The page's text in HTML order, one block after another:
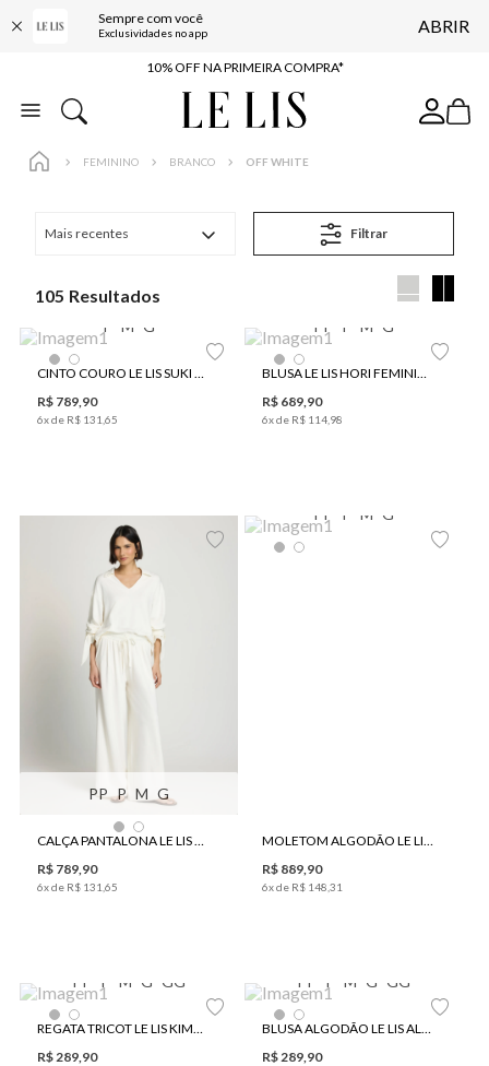
Sempre com você
Exclusividades no app ABRIR
BAIXE O APP
10% OFF NA PRIMEIRA COMPRA*
COMPRE ONLINE E RETIRE EM LOJA*
BAIXE O APP
10% OFF NA PRIMEIRA COMPRA*
FEMININO BRANCO OFF WHITE
Mais recentes Filtrar
105
P M G
CINTO COURO LE LIS SUKI FEMININO
R$ 789,90
6x de R$ 131 65
PP P M G
BLUSA LE LIS HORI FEMININA
R$ 689,90
6x de R$ 114 98
PP P M G
CALÇA PANTALONA LE LIS HORI FEMININA
R$ 789 90
6x de R$ 131 65
PP P M G
MOLETOM ALGODÃO LE LIS HOODIE FEMININO
R$ 889 90
6x de R$ 148 31
PP P M G GG
REGATA TRICOT LE LIS KIMMI II FEMININA
R$ 289 90
PP P M G GG
BLUSA ALGODÃO LE LIS ALL DENIM FEMININA
R$ 289 90